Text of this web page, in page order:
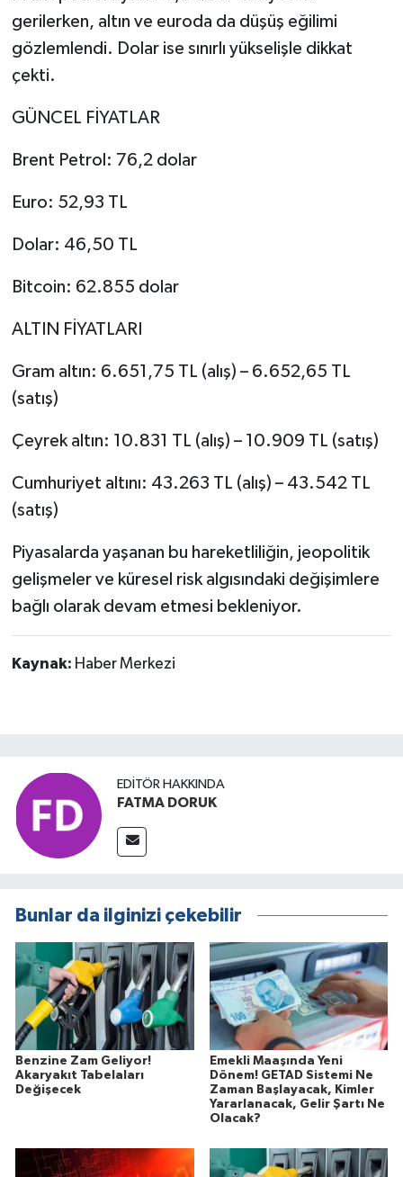
gerilerken, altın ve euroda da düşüş eğilimi
gözlemlendi. Dolar ise sınırlı yükselişle dikkat
çekti.
GÜNCEL FİYATLAR
Brent Petrol: 76,2 dolar
Euro: 52,93 TL
Dolar: 46,50 TL
Bitcoin: 62.855 dolar
ALTIN FİYATLARI
Gram altın: 6.651,75 TL (alış) – 6.652,65 TL
(satış)
Çeyrek altın: 10.831 TL (alış) – 10.909 TL (satış)
Cumhuriyet altını: 43.263 TL (alış) – 43.542 TL
(satış)
Piyasalarda yaşanan bu hareketliliğin, jeopolitik
gelişmeler ve küresel risk algısındaki değişimlere
bağlı olarak devam etmesi bekleniyor.
Kaynak: Haber Merkezi
EDITÖR HAKKINDA
FATMA DORUK
Bunlar da ilginizi çekebilir
Benzine Zam Geliyor!
Akaryakıt Tabelaları
Değişecek
Emekli Maaşında Yeni
Dönem! GETAD Sistemi Ne
Zaman Başlayacak, Kimler
Yararlanacak, Gelir Şartı Ne
Olacak?